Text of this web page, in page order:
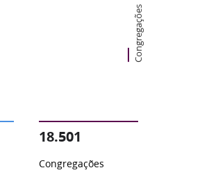
Congregações
18.501
Congregações